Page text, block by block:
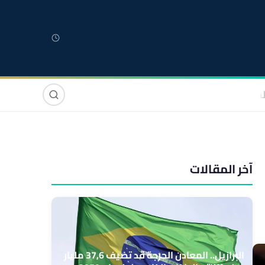
صوت وصورة
آخر المقالات
البرازيل.. المعادن الحرجة قد تضيف 37,6 مليار